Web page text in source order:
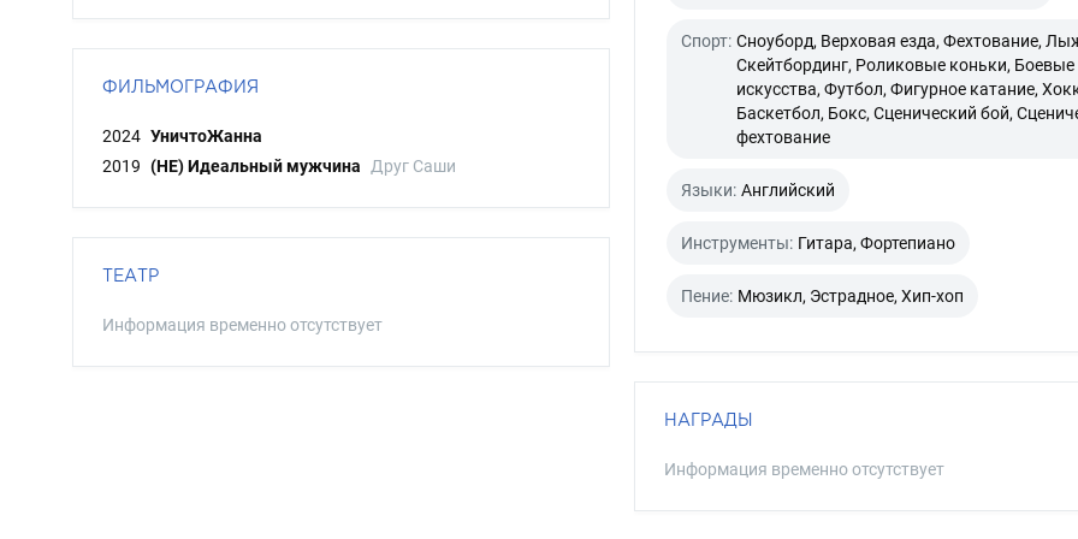
ФИЛЬМОГРАФИЯ
2024 УничтоЖанна
2019 (НЕ) Идеальный мужчина Друг Саши
ТЕАТР
Информация временно отсутствует
Спорт: Сноуборд, Верховая езда, Фехтование,
Скейтбординг, Роликовые коньки, Боевые
искусства, Футбол, Фигурное катание,
Баскетбол, Бокс, Сценический бой,
фехтование
Языки: Английский
Инструменты: Гитара, Фортепиано
Пение: Мюзикл, Эстрадное, Хип-хоп
НАГРАДЫ
Информация временно отсутствует